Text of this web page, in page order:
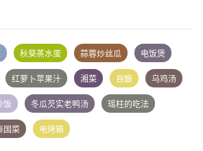
秋葵蒸水蛋 蒜蓉炒丝瓜 电饭煲
红萝卜苹果汁 湘菜 自酿 乌鸡汤
饭 冬瓜芡实老鸭汤 瑶柱的吃法
国菜 电烤箱